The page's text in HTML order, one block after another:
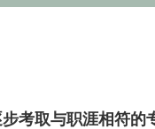
考取与职涯相符的